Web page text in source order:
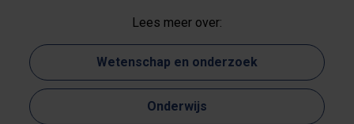
Lees meer over:
Wetenschap en onderzoek
Onderwijs